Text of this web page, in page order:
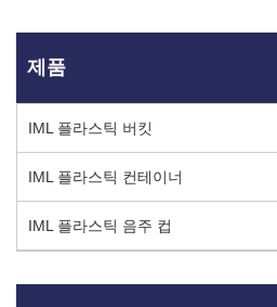
제품
IML 플라스틱 버킷
IML 플라스틱 컨테이너
IML 플라스틱 음주 컵